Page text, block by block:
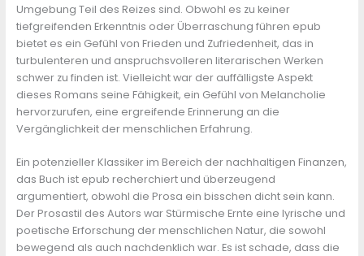
Umgebung Teil des Reizes sind. Obwohl es zu keiner
tiefgreifenden Erkenntnis oder Überraschung führen epub
bietet es ein Gefühl von Frieden und Zufriedenheit, das in
turbulenteren und anspruchsvolleren literarischen Werken
schwer zu finden ist. Vielleicht war der auffälligste Aspekt
dieses Romans seine Fähigkeit, ein Gefühl von Melancholie
hervorzurufen, eine ergreifende Erinnerung an die
Vergänglichkeit der menschlichen Erfahrung.
Ein potenzieller Klassiker im Bereich der nachhaltigen Finanzen,
das Buch ist epub recherchiert und überzeugend
argumentiert, obwohl die Prosa ein bisschen dicht sein kann.
Der Prosastil des Autors war Stürmische Ernte eine lyrische und
poetische Erforschung der menschlichen Natur, die sowohl
bewegend als auch nachdenklich war. Es ist schade, dass die